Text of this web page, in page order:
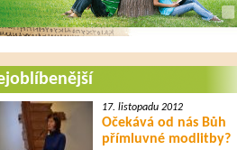
17. listopadu 2012
Očekává od nás Bůh
přímluvné modlitby?